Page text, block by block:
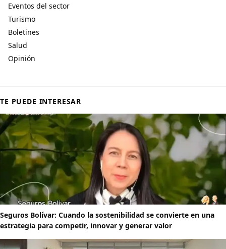
Eventos del sector
Turismo
Boletines
Salud
Opinión
TE PUEDE INTERESAR
Seguros Bolívar: Cuando la sostenibilidad se convierte en una
estrategia para competir, innovar y generar valor